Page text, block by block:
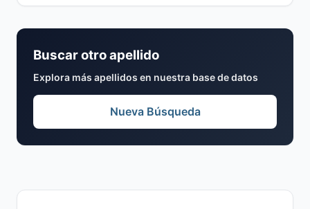
Buscar otro apellido
Explora más apellidos en nuestra base de datos
Nueva Búsqueda